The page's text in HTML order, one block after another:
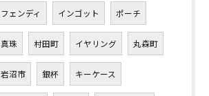
フェンディ インゴット ポーチ
真珠 村田町 イヤリング 丸森町
岩沼市 銀杯 キーケース